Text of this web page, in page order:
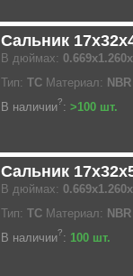
Сальник
В дюймах:
Тип: TC Материал: NBR
В наличии?: >100 шт.
Сальник
В дюймах:
Тип: TC Материал: NBR
В наличии?: 100 шт.